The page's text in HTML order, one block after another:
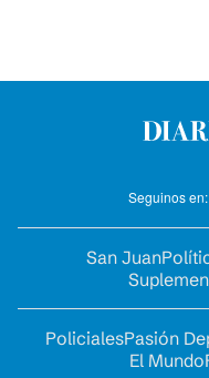
Seguinos en:
San Juan
PolicialesPasión
El Mundo